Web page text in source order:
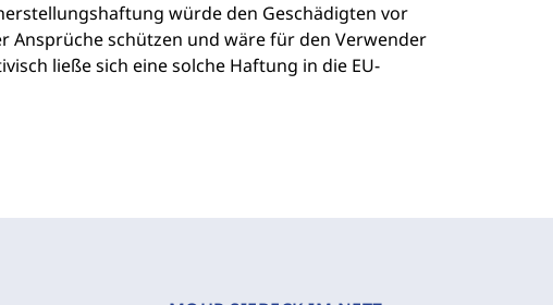
würde den Geschädigten vor
Ansprüche schützen und wäre für den Verwender
ließe sich eine solche Haftung in die EU-